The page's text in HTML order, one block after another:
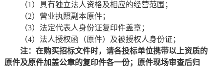
（1）具有独立法人资格及相应的经营范围；
（2）营业执照副本原件；
（3）法定代表人身份证复印件盖章；
（4）法人授权函（原件）及被授权人身份证；
注：在购买招标文件时，请各投标单位携带以上资质的
原件及原件加盖公章的复印件各一份；原件现场审查后归